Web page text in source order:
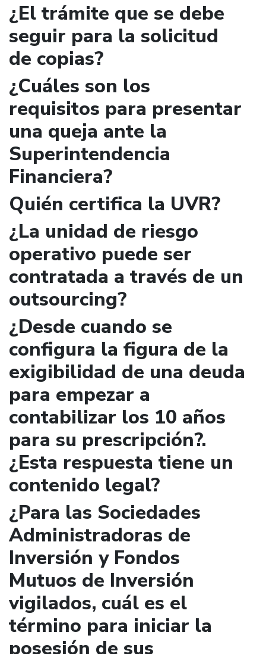
¿El trámite que se debe
seguir para la solicitud
de copias?
¿Cuáles son los
requisitos para presentar
una queja ante la
Superintendencia
Financiera?
Quién certifica la UVR?
¿La unidad de riesgo
operativo puede ser
contratada a través de un
outsourcing?
¿Desde cuando se
configura la figura de la
exigibilidad de una deuda
para empezar a
contabilizar los 10 años
para su prescripción?.
¿Esta respuesta tiene un
contenido legal?
¿Para las Sociedades
Administradoras de
Inversión y Fondos
Mutuos de Inversión
vigilados, cuál es el
término para iniciar la
posesión de sus